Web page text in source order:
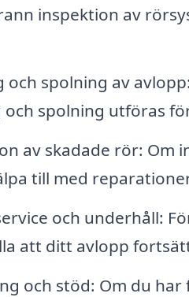
inspektion av
och spolning av
och spolning utföras
av skadade rör: Om
till med
och underhåll:
att ditt avlopp
och stöd: Om du